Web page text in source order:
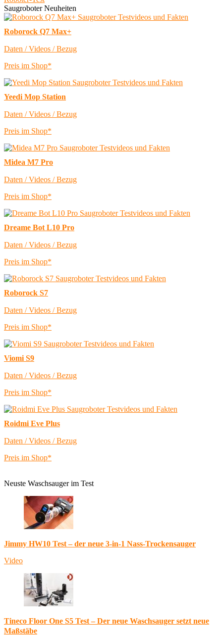
Saugroboter Neuheiten
Roborock Q7 Max+
Daten / Videos / Bezug
Preis im Shop*
Yeedi Mop Station
Daten / Videos / Bezug
Preis im Shop*
Midea M7 Pro
Daten / Videos / Bezug
Preis im Shop*
Dreame Bot L10 Pro
Daten / Videos / Bezug
Preis im Shop*
Roborock S7
Daten / Videos / Bezug
Preis im Shop*
Viomi S9
Daten / Videos / Bezug
Preis im Shop*
Roidmi Eve Plus
Daten / Videos / Bezug
Preis im Shop*
Neuste Waschsauger im Test
Jimmy HW10 Test – der neue 3-in-1 Nass-Trockensauger
Video
Tineco Floor One S5 Test – Der neue Waschsauger setzt neue
Maßstäbe